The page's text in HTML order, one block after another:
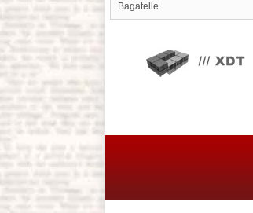
Bagatelle